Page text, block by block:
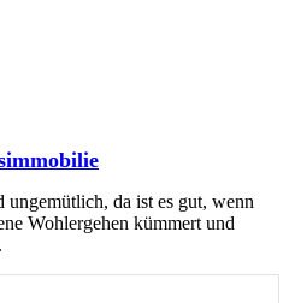
da ist es gut, wenn
Wohlergehen kümmert und